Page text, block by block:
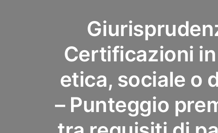
Certificazioni
etica, sociale o
– Punteggio